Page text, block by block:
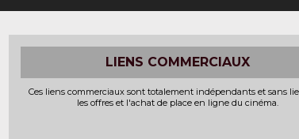
LIENS COMMERCIAUX
Ces liens commerciaux sont totalement indépendants et sans
les offres et l'achat de place en ligne du cinéma.